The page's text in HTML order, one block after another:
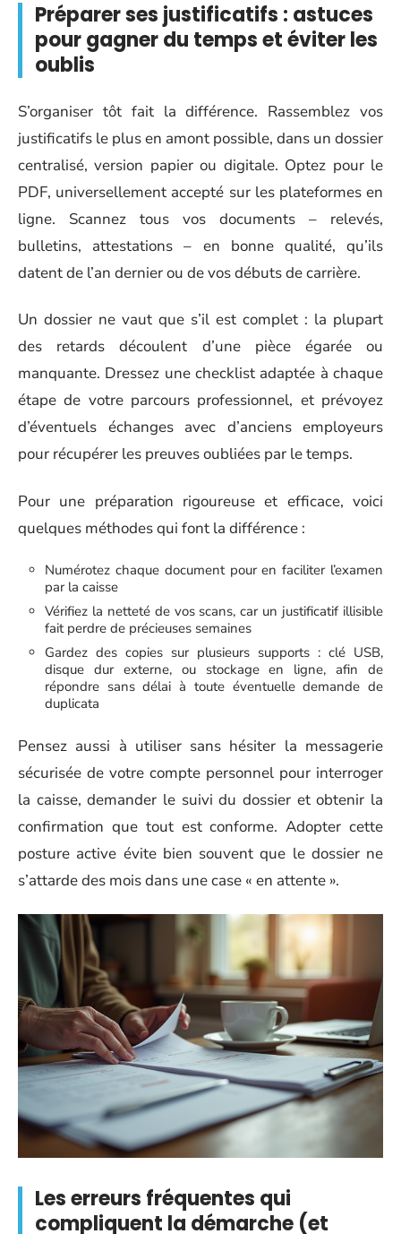
Préparer ses justificatifs : astuces
pour gagner du temps et éviter les
oublis
S’organiser tôt fait la différence. Rassemblez vos
justificatifs le plus en amont possible, dans un dossier
centralisé, version papier ou digitale. Optez pour le
PDF, universellement accepté sur les plateformes en
ligne. Scannez tous vos documents – relevés,
bulletins, attestations – en bonne qualité, qu’ils
datent de l’an dernier ou de vos débuts de carrière.
Un dossier ne vaut que s’il est complet : la plupart
des retards découlent d’une pièce égarée ou
manquante. Dressez une checklist adaptée à chaque
étape de votre parcours professionnel, et prévoyez
d’éventuels échanges avec d’anciens employeurs
pour récupérer les preuves oubliées par le temps.
Pour une préparation rigoureuse et efficace, voici
quelques méthodes qui font la différence :
Numérotez chaque document pour en faciliter l’examen
par la caisse
Vérifiez la netteté de vos scans, car un justificatif illisible
fait perdre de précieuses semaines
Gardez des copies sur plusieurs supports : clé USB,
disque dur externe, ou stockage en ligne, afin de
répondre sans délai à toute éventuelle demande de
duplicata
Pensez aussi à utiliser sans hésiter la messagerie
sécurisée de votre compte personnel pour interroger
la caisse, demander le suivi du dossier et obtenir la
confirmation que tout est conforme. Adopter cette
posture active évite bien souvent que le dossier ne
s’attarde des mois dans une case « en attente ».
Les erreurs fréquentes qui
compliquent la démarche (et